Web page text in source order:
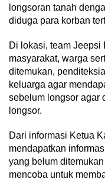
longsoran tanah
diduga para korban
Di lokasi, team
masyarakat, warga
ditemukan,
keluarga agar
sebelum longsor agar
longsor.
Dari informasi Ketua
mendapatkan
yang belum
mencoba untuk